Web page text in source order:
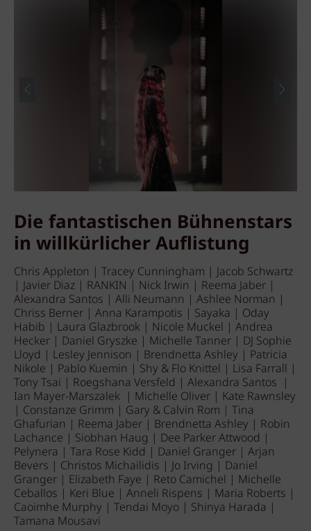
Die fantastischen Bühnenstars
in willkürlicher Auflistung
Chris Appleton | Tracey Cunningham | Jacob Schwartz
| Javier Diaz | RANKIN | Nick Irwin | Reema Jaber |
Alexandra Santos | Alli Neumann | Ashlee Norman |
Chriss Berner | Anna Karampotis | Sayaka | Oday
Habib | Laura Glazbrook | Nicole Muckel | Andrea
Hecker | Daniel Gryszke | Michelle Tanner | DJ Sophie
Lloyd | Lesley Jennison | Brendnetta Ashley | Patricia
Nikole | Pablo Kuemin | Shy & Flo Knittel | Lisa Farrall |
Tony Tsai | Roegshana Versfeld | Alexandra Santos |
Ian Mayer-Marszalek | Michelle Oliver | Kate Rawnsley
| Constanze Grimm | Gary & Calvin Rom | Tina
Ghafurian | Reema Jaber | Brendnetta Ashley | Robin
Lachance | Siobhan Haug | Dee Parker Attwood |
Pelynera | Tara Rose Kidd | Daniel Granger | Arjan
Bevers | Christos Michailidis | Jo Irving | Daniel
Granger | Elizabeth Faye | Reto Camichel | Michelle
Ceballos | Keri Blue | Anneli Rispens | Maria Roberts |
Caoimhe Murphy | Tendai Moyo | Shinya Harada |
Tamana Mousavi